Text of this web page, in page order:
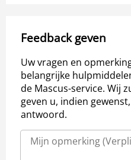
Feedback geven
Uw vragen en
belangrijke
de Mascus-service. Wij
geven u, indien
antwoord.